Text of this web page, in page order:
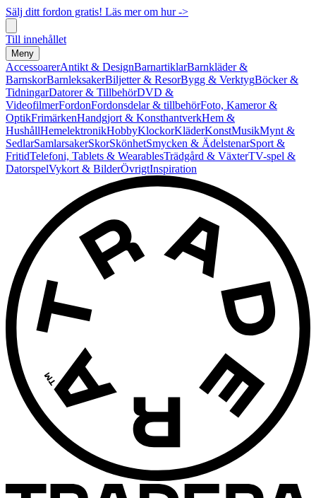
Sälj ditt fordon gratis! Läs mer om hur ->
Till innehållet
Meny
AccessoarerAntikt & DesignBarnartiklarBarnkläder &
BarnskorBarnleksakerBiljetter & ResorBygg & VerktygBöcker &
TidningarDatorer & TillbehörDVD &
VideofilmerFordonFordonsdelar & tillbehörFoto, Kameror &
OptikFrimärkenHandgjort & KonsthantverkHem &
HushållHemelektronikHobbyKlockorKläderKonstMusikMynt &
SedlarSamlarsakerSkorSkönhetSmycken & ÄdelstenarSport &
FritidTelefoni, Tablets & WearablesTrädgård & VäxterTV-spel &
DatorspelVykort & BilderÖvrigtInspiration